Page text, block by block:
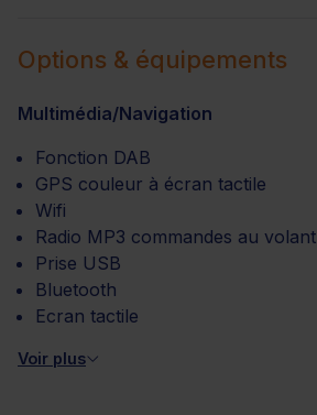
Options & équipements
Multimédia/Navigation
Fonction DAB
GPS couleur à écran tactile
Wifi
Radio MP3 commandes au volant
Prise USB
Bluetooth
Ecran tactile
Voir plus